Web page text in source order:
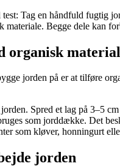
Tag en håndfuld fugtig
materiale. Begge dele kan
organisk
jorden på er at tilføre
Spred et lag på 3–5
som jorddække. Det
som kløver, honningurt
jorden